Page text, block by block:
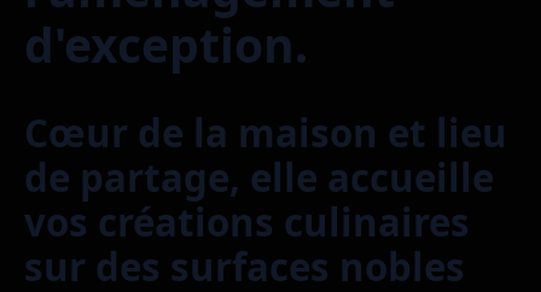
d'exception.
Cœur de la maison et lieu
de partage, elle accueille
vos créations culinaires
sur des surfaces nobles